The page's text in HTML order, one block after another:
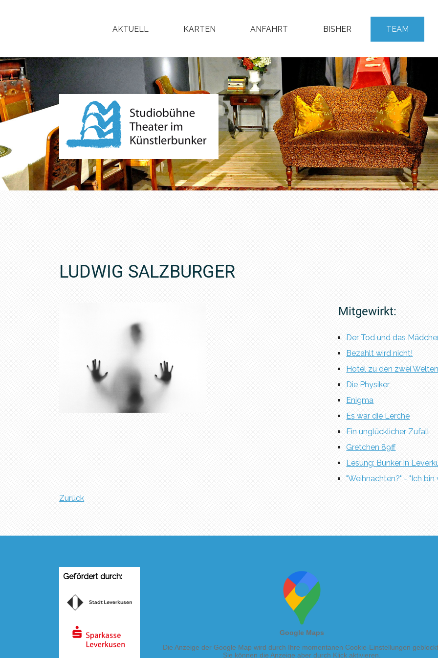
AKTUELL KARTEN ANFAHRT BISHER TEAM
LUDWIG SALZBURGER
Mitgewirkt:
Der Tod und das
Bezahlt wird nicht!
Hotel zu den zwei
Die Physiker
Enigma
Es war die Lerche
Ein unglücklicher Zufall
Gretchen 89ff
Lesung: Bunker in
"Weihnachten?" - "Ich bin
Zurück
Gefördert durch: